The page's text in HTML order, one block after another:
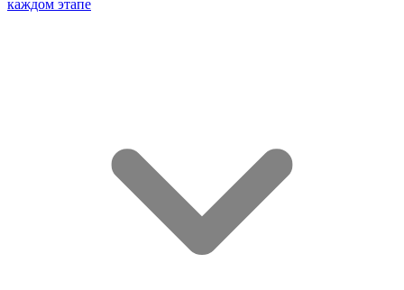
каждом этапе